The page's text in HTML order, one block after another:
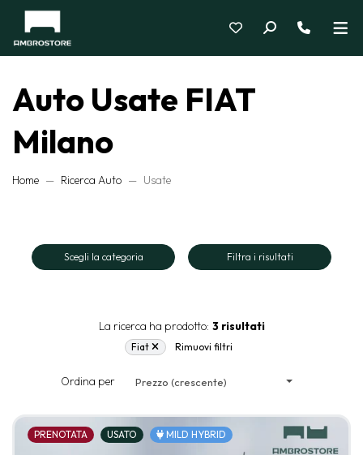
Auto Usate FIAT
Milano
Home Ricerca Auto Usate
Scegli la categoria Filtra i risultati
La ricerca ha prodotto: 3 risultati
Fiat Rimuovi filtri
Ordina per Prezzo (crescente)
PRENOTATA USATO MILD HYBRID